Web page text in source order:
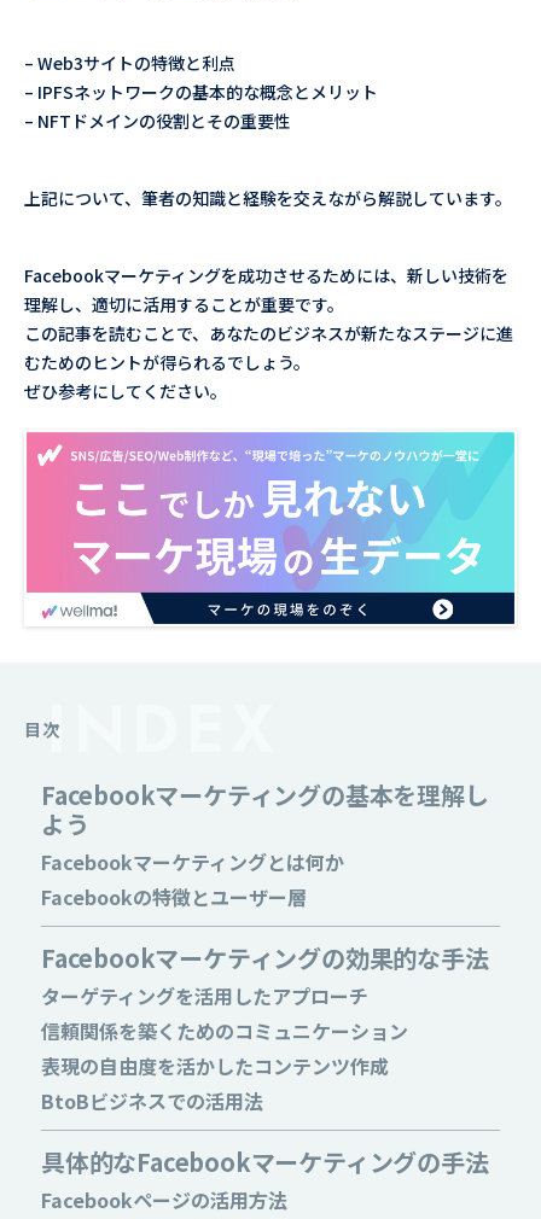
– Web3サイトの特徴と利点
– IPFSネットワークの基本的な概念とメリット
– NFTドメインの役割とその重要性
上記について、筆者の知識と経験を交えながら解説しています。
Facebookマーケティングを成功させるためには、新しい技術を
理解し、適切に活用することが重要です。
この記事を読むことで、あなたのビジネスが新たなステージに進
むためのヒントが得られるでしょう。
ぜひ参考にしてください。
目次
Facebookマーケティングの基本を理解し
よう
Facebookマーケティングとは何か
Facebookの特徴とユーザー層
Facebookマーケティングの効果的な手法
ターゲティングを活用したアプローチ
信頼関係を築くためのコミュニケーション
表現の自由度を活かしたコンテンツ作成
BtoBビジネスでの活用法
具体的なFacebookマーケティングの手法
Facebookページの活用方法